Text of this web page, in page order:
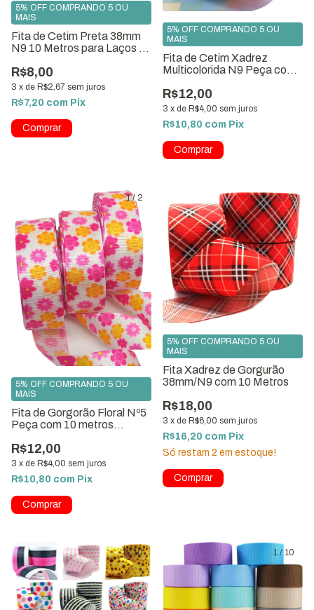
Fita de Cetim Preta 38mm
N9 10 Metros para Laços e
R$8,00
3 x de R$2,67 sem juros
5% OFF COMPRANDO 5 OU
MAIS
R$7,20 com Pix
Fita de Cetim Xadrez
Multicolorida N9 Peça com
R$12,00
3 x de R$4,00 sem juros
5% OFF COMPRANDO 5 OU
MAIS
R$10,80 com Pix
1/ 2
Fita de Gorgorão Floral Nº5
Peça com 10 metros
R$12,00
3 x de R$4,00 sem juros
5% OFF COMPRANDO 5 OU
MAIS
R$10,80 com Pix
1 /3
Fita Xadrez de Gorgurão
38mm/N9 com 10 Metros
R$18,00
3 x de R$6,00 sem juros
5% OFF COMPRANDO 5 OU
MAIS
R$16,20 com Pix
Só restam 2 em estoque!
1/10 1 / 10